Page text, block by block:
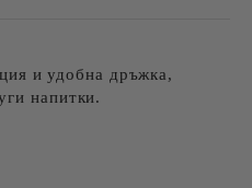
и удобна дръжка,
напитки.